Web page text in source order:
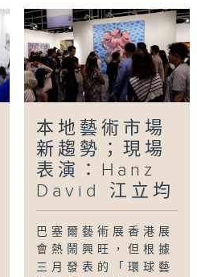
本地藝術市場
新趨勢；現場
表演：Hanz
David 江立均
巴塞爾藝術展香港展
會熱鬧興旺，但根據
三月發表的「環球藝